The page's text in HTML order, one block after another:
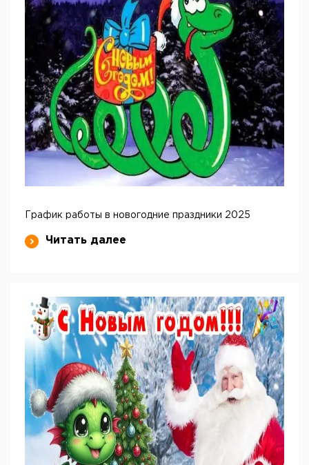
График работы в новогодние праздники 2025
Читать далее